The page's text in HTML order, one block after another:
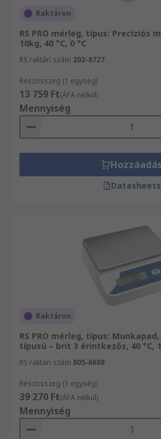
Raktáron
RS PRO mérleg, típus: Precíziós
10kg, 40 °C, 0 °C
RS raktári szám 202-8727
Részösszeg (1 egység)
13 759 Ft(ÁFA nélkül)
Mennyiség
Datasheets
Raktáron
RS PRO mérleg, típus:
típusú – brit 3 érintkezős, 40 °C,
RS raktári szám 805-6688
Részösszeg (1 egység)
39 270 Ft(ÁFA nélkül)
Mennyiség